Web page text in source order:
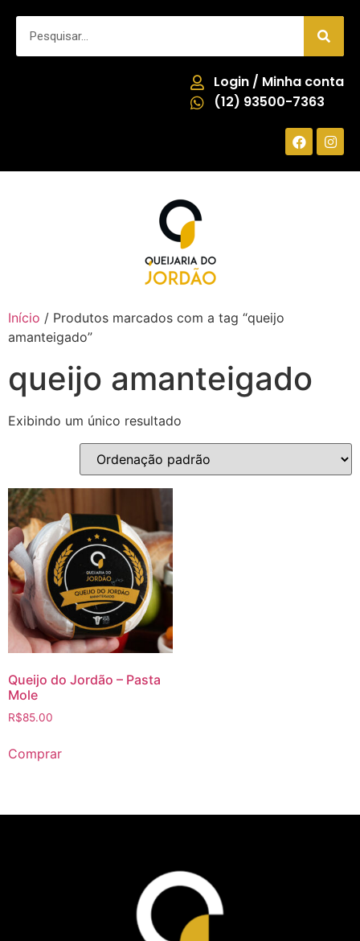
Login / Minha conta
(12) 93500-7363
Início / Produtos marcados com a tag “queijo
amanteigado”
queijo amanteigado
Exibindo um único resultado
Queijo do Jordão – Pasta
Mole
R$85.00
Comprar